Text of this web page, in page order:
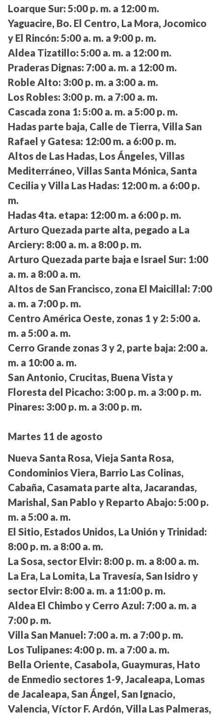
Loarque Sur: 5:00 p. m. a 12:00 m.
Yaguacire, Bo. El Centro, La Mora, Jocomico
y El Rincón: 5:00 a. m. a 9:00 p. m.
Aldea Tizatillo: 5:00 a. m. a 12:00 m.
Praderas Dignas: 7:00 a. m. a 12:00 m.
Roble Alto: 3:00 p. m. a 3:00 a. m.
Los Robles: 3:00 p. m. a 7:00 a. m.
Cascada zona 1: 5:00 a. m. a 5:00 p. m.
Hadas parte baja, Calle de Tierra, Villa San
Rafael y Gatesa: 12:00 m. a 6:00 p. m.
Altos de Las Hadas, Los Ángeles, Villas
Mediterráneo, Villas Santa Mónica, Santa
Cecilia y Villa Las Hadas: 12:00 m. a 6:00 p.
m.
Hadas 4ta. etapa: 12:00 m. a 6:00 p. m.
Arturo Quezada parte alta, pegado a La
Arciery: 8:00 a. m. a 8:00 p. m.
Arturo Quezada parte baja e Israel Sur: 1:00
a. m. a 8:00 a. m.
Altos de San Francisco, zona El Maicillal: 7:00
a. m. a 7:00 p. m.
Centro América Oeste, zonas 1 y 2: 5:00 a.
m. a 5:00 a. m.
Cerro Grande zonas 3 y 2, parte baja: 2:00 a.
m. a 10:00 a. m.
San Antonio, Crucitas, Buena Vista y
Floresta del Picacho: 3:00 p. m. a 3:00 p. m.
Pinares: 3:00 p. m. a 3:00 p. m.
Martes 11 de agosto
Nueva Santa Rosa, Vieja Santa Rosa,
Condominios Viera, Barrio Las Colinas,
Cabaña, Casamata parte alta, Jacarandas,
Marishal, San Pablo y Reparto Abajo: 5:00 p.
m. a 5:00 a. m.
El Sitio, Estados Unidos, La Unión y Trinidad:
8:00 p. m. a 8:00 a. m.
La Sosa, sector Elvir: 8:00 p. m. a 8:00 a. m.
La Era, La Lomita, La Travesía, San Isidro y
sector Elvir: 8:00 a. m. a 11:00 p. m.
Aldea El Chimbo y Cerro Azul: 7:00 a. m. a
7:00 p. m.
Villa San Manuel: 7:00 a. m. a 7:00 p. m.
Los Tulipanes: 4:00 p. m. a 7:00 a. m.
Bella Oriente, Casabola, Guaymuras, Hato
de Enmedio sectores 1-9, Jacaleapa, Lomas
de Jacaleapa, San Ángel, San Ignacio,
Valencia, Víctor F. Ardón, Villa Las Palmeras,